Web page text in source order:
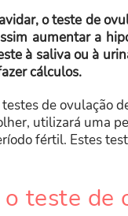
o teste de
aumentar a
à saliva ou à
cálculos.
de ovulação
utilizará uma
fértil. Estes
teste de